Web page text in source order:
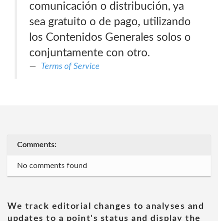
comunicación o distribución, ya
sea gratuito o de pago, utilizando
los Contenidos Generales solos o
conjuntamente con otro.
Terms of Service
Comments:
No comments found
We track editorial changes to analyses and
updates to a point's status and display the